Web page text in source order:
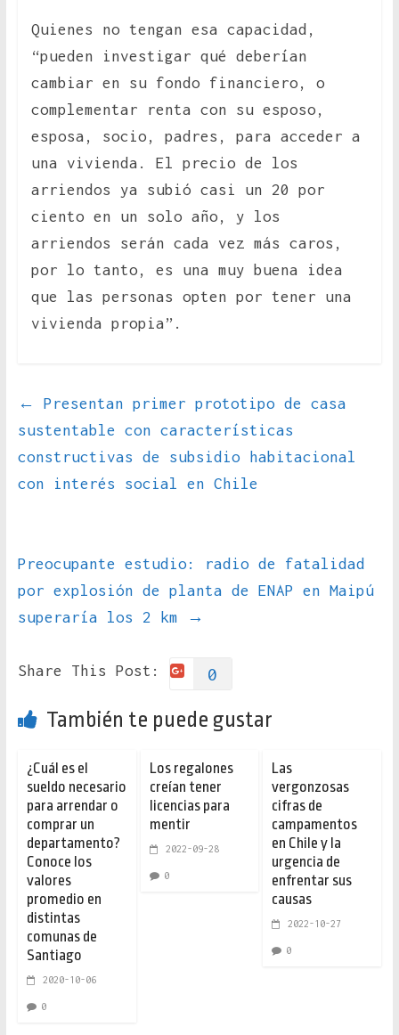
Quienes no tengan esa capacidad,
“pueden investigar qué deberían
cambiar en su fondo financiero, o
complementar renta con su esposo,
esposa, socio, padres, para acceder a
una vivienda. El precio de los
arriendos ya subió casi un 20 por
ciento en un solo año, y los
arriendos serán cada vez más caros,
por lo tanto, es una muy buena idea
que las personas opten por tener una
vivienda propia”.
←
Presentan primer prototipo de casa
sustentable con características
constructivas de subsidio habitacional
con interés social en Chile
Preocupante estudio: radio de fatalidad
por explosión de planta de ENAP en Maipú
superaría los 2 km
→
Share This Post: 0
También te puede gustar
¿Cuál es el
sueldo necesario
para arrendar o
comprar un
departamento?
Conoce los
valores
promedio en
distintas
comunas de
Santiago
2020-10-06
0
Los regalones
creían tener
licencias para
mentir
2022-09-28
0
Las
vergonzosas
cifras de
campamentos
en Chile y la
urgencia de
enfrentar sus
causas
2022-10-27
0